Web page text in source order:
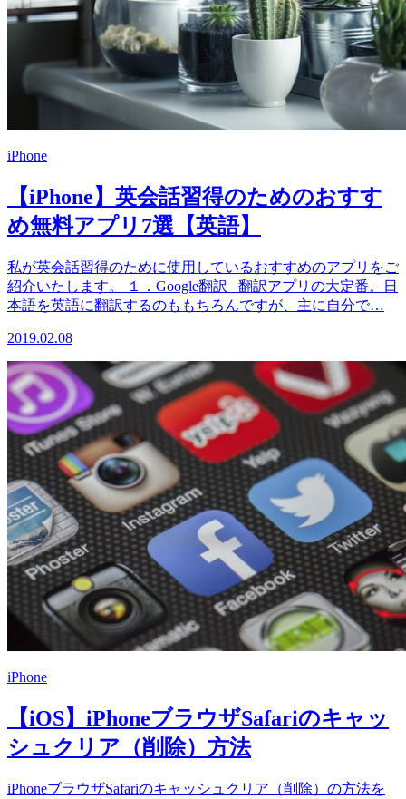
iPhone
【iPhone】英会話習得のためのおすす
め無料アプリ7選【英語】
私が英会話習得のために使用しているおすすめのアプリをご
紹介いたします。 １．Google翻訳 翻訳アプリの大定番。日
本語を英語に翻訳するのももちろんですが、主に自分で…
2019.02.08
iPhone
【iOS】iPhoneブラウザSafariのキャッ
シュクリア（削除）方法
iPhoneブラウザSafariのキャッシュクリア（削除）の方法を